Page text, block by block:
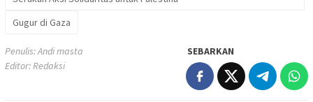
Gugur di Gaza
Penulis: Andi masta
Editor: Redaksi
SEBARKAN